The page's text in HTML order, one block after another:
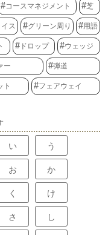
コースマネジメント 芝
ス グリーン周り 用語
ドロップ ウェッジ
ー 弾道
ト フェアウェイ
い う
お か
く け
さ し